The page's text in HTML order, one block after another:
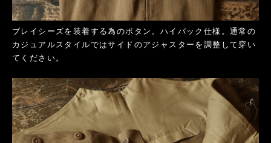
ブレイシーズを装着する為のボタン。ハイバック仕様。通常の
カジュアルスタイルではサイドのアジャスターを調整して穿い
てください。